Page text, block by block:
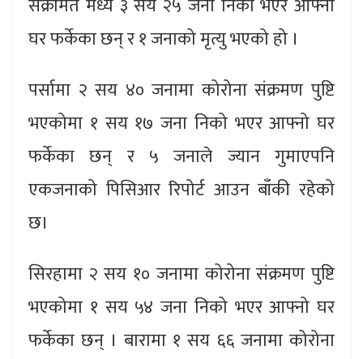
घर फर्केका छन् र १ जनाको मृत्यु भएको हो ।
पर्सामा २ सय ४० जनामा कोरोना संक्रमण पुष्टि
भएकोमा १ सय १७ जना निको भएर आफ्नो घर
फर्केका छन् र ५ जनाले ज्यान गुमाएपनि
एकजनाको पिसिआर रिपोर्ट आउन बाँकी रहेको
छ।
सिरहामा २ सय १० जनामा कोरोना संक्रमण पुष्टि
भएकोमा १ सय ५४ जना निको भएर आफ्नो घर
फर्केका छन् । बारामा १ सय ६६ जनामा कोरोना